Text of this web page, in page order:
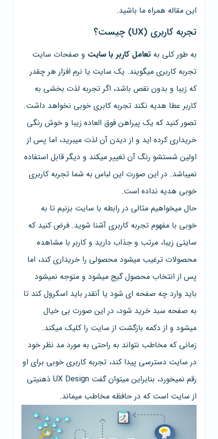
این مقاله همراه ما باشید.
تجربه کاربری (UX) چیست؟
به طور کلی به تعامل کاربر با سایت و صفحات سایت
تجربه کاربری میگویند. یک سایت یا نرم افزار هر چقدر
که زیبا و بدون نقص باشد، اگر تجربه لذت بخشی به
کاربر عطا هدیه نکند تجربه کابری خوبی نخواهد داشت.
تصور کنید که یک پیراهن فوق العاده زیبا و خوش رنگی
خریداری کرده اید و از دیدن آن لذت میبرید، اما پس از
اولین شستشو رنگ آن تغییر میکند و دیگر قابل استفاده
نمیباشد. در این صورت این لباس به شما تجربه کاربری
خوبی هدیه نداده است.
حال میخواهیم مثالی در رابطه با سایت بزنیم تا به
خوبی با مفهوم تجربه کاربری آشنا شوید. فرض کنید که
سایتی زیبا، مرتب و جذاب دارید و کاربر با مشاهده
محصولات ترغیب میشود محصولی را خریداری کند، اما
پس از انتخاب محصول گیج میشود و متوجه نمیشود
باید وارد چه صفحه ای شود یا آنقدر باید اسکرول کند تا
به صفحه سبد خرید شود، در این صورت بی خیال
میشود و از دکمه بازگشت از سایت را کلیک میکند.
زمانی که مخاطب نتواند به راحتی به مورد مد نظر خود
در سایت دسترسی پیدا کند، تجربه کاربری خوبی برای او
رقم نمیخورد، بنابراین میتوان گفت UX Design ذهنیتی
از سایت است که در حافظه مخاطب میماند.